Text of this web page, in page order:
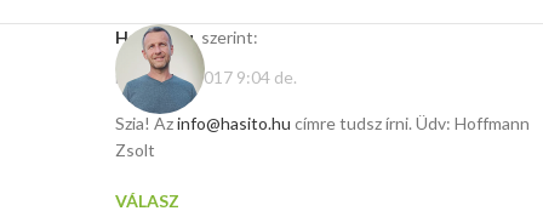
Hasito.hu szerint:
március 7, 2017 9:04 de.
Szia! Azinfo@hasito.hu címre tudsz írni. Üdv: Hoffmann
Zsolt
VÁLASZ